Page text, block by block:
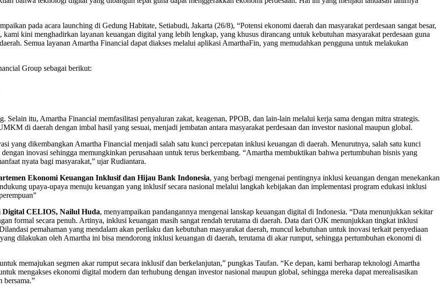
pada acara launching di Gedung Habitate, Setiabudi, Jakarta (26/8), “Potensi ekonomi daerah dan masyarakat perdesaan sangat besar,
kini menghadirkan layanan keuangan digital yang lebih lengkap, yang khusus dirancang untuk kebutuhan masyarakat perdesaan guna
Semua layanan Amartha Financial dapat diakses melalui aplikasi AmarthaFin, yang memudahkan pengguna untuk melakukan
Group sebagai berikut:
Selain itu, Amartha Financial memfasilitasi penyaluran zakat, keagenan, PPOB, dan lain-lain melalui kerja sama dengan mitra strategis.
di daerah dengan imbal hasil yang sesuai, menjadi jembatan antara masyarakat perdesaan dan investor nasional maupun global.
yang dikembangkan Amartha Financial menjadi salah satu kunci percepatan inklusi keuangan di daerah. Menurutnya, salah satu kunci
inovasi sehingga memungkinkan perusahaan untuk terus berkembang. “Amartha membuktikan bahwa pertumbuhan bisnis yang
nyata bagi masyarakat,” ujar Rudiantara.
Ekonomi Keuangan Inklusif dan Hijau Bank Indonesia, yang berbagi mengenai pentingnya inklusi keuangan dengan menekankan
upaya-upaya menuju keuangan yang inklusif secara nasional melalui langkah kebijakan dan implementasi program edukasi inklusi
CELIOS, Nailul Huda, menyampaikan pandangannya mengenai lanskap keuangan digital di Indonesia. “Data menunjukkan sekitar
formal secara penuh. Artinya, inklusi keuangan masih sangat rendah terutama di daerah. Data dari OJK menunjukkan tingkat inklusi
pemahaman yang mendalam akan perilaku dan kebutuhan masyarakat daerah, muncul kebutuhan untuk inovasi terkait penyediaan
dilakukan oleh Amartha ini bisa mendorong inklusi keuangan di daerah, terutama di akar rumput, sehingga pertumbuhan ekonomi di
memajukan segmen akar rumput secara inklusif dan berkelanjutan,” pungkas Taufan. “Ke depan, kami berharap teknologi Amartha
mengakses ekonomi digital modern dan terhubung dengan investor nasional maupun global, sehingga mereka dapat merealisasikan
bersama.”